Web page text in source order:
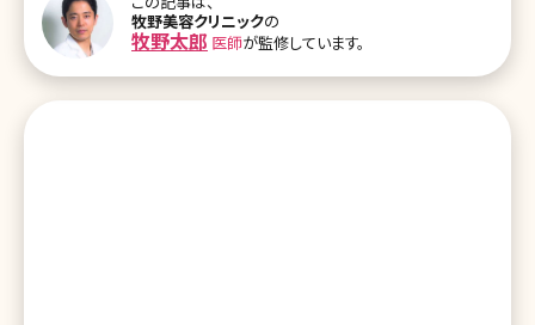
眼窩脂肪が突出することはありません。加齢などが原因で脂肪を支
える皮膚や筋肉や膜がゆるんでしまい、脂肪が突出してしまうので
す。 イラストのように脂肪が突出すると、皮膚がふくらんでたるみ、皮
膚のたるみにより影が出来てくまのように見えてしまうのです。 茶 茶
牧野美容クリニックの
牧野太郎 医師が監修しています。